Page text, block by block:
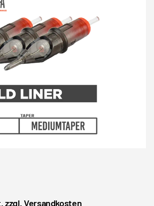
zzgl. Versandkosten